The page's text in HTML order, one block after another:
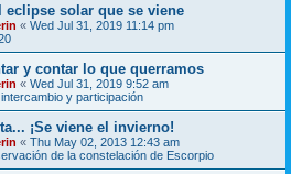
solar que se viene
« Wed Jul 31, 2019 11:14 pm
y contar lo que querramos
« Wed Jul 31, 2019 9:52 am
y participación
¡Se viene el invierno!
« Thu May 02, 2013 12:43 am
de la constelación de Escorpio